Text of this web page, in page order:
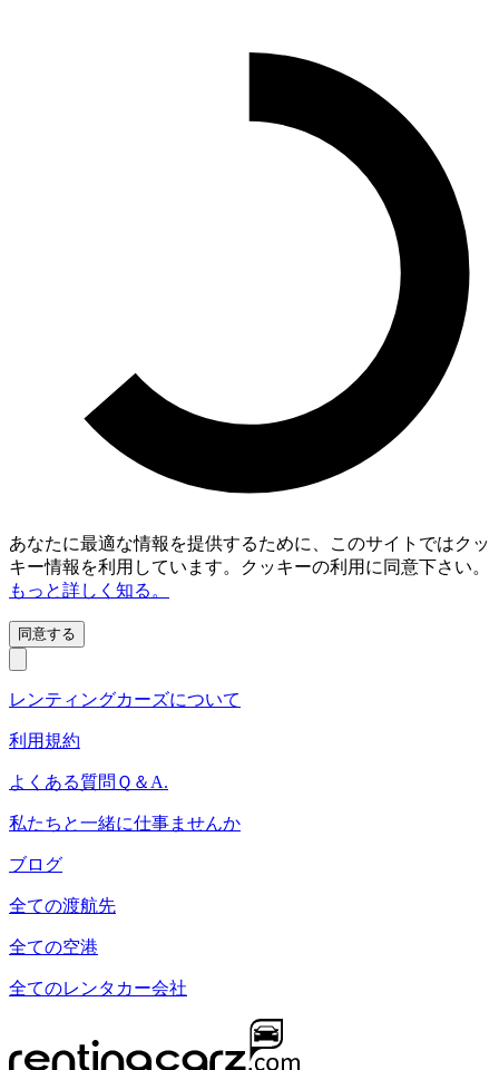
あなたに最適な情報を提供するために、このサイトではクッ
キー情報を利用しています。クッキーの利用に同意下さい。
もっと詳しく知る。
同意する
レンティングカーズについて
利用規約
よくある質問Ｑ＆A.
私たちと一緒に仕事ませんか
ブログ
全ての渡航先
全ての空港
全てのレンタカー会社